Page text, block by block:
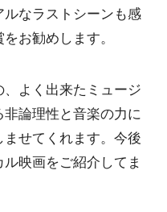
なラストシーンも感
お勧めします。
よく出来たミュージ
論理性と音楽の力に
せてくれます。今後
映画をご紹介してま